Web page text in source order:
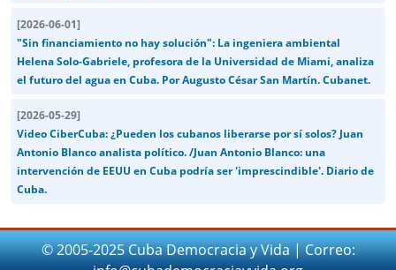
[2026-06-01]
"Sin financiamiento no hay solución": La ingeniera ambiental
Helena Solo-Gabriele, profesora de la Universidad de Miami, analiza
el futuro del agua en Cuba. Por Augusto César San Martín. Cubanet.
[2026-05-29]
Video CiberCuba: ¿Pueden los cubanos liberarse por sí solos? Juan
Antonio Blanco analista político. /Juan Antonio Blanco: una
intervención de EEUU en Cuba podría ser 'imprescindible'. Diario de
Cuba.
© 2005-2025 Cuba Democracia y Vida | Correo: